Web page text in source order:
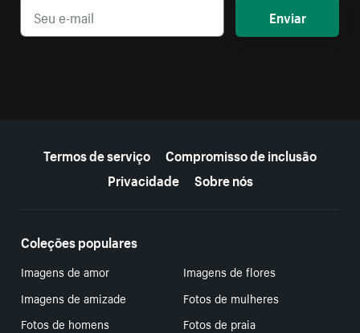
Enviar
Termos de serviço
Compromisso de inclusão
Privacidade
Sobre nós
Coleções populares
Imagens de amor
Imagens de flores
Imagens de amizade
Fotos de mulheres
Fotos de homens
Fotos de praia